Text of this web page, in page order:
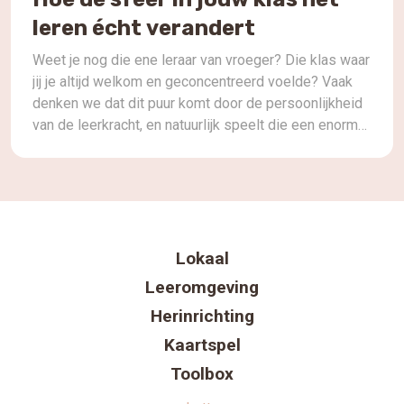
leren écht verandert
Weet je nog die ene leraar van vroeger? Die klas waar
jij je altijd welkom en geconcentreerd voelde? Vaak
denken we dat dit puur komt door de persoonlijkheid
van de leerkracht, en natuurlijk speelt die een enorme
Lokaal
Leeromgeving
Herinrichting
Kaartspel
Toolbox